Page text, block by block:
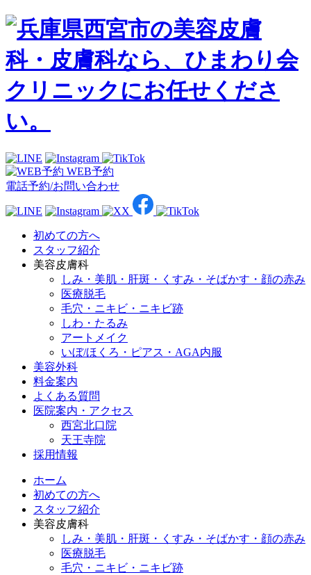
WEB予約
電話予約/お問い合わせ
初めての方へ
スタッフ紹介
美容皮膚科
しみ・美肌・肝斑・くすみ・そばかす・顔の赤み
医療脱毛
毛穴・ニキビ・ニキビ跡
しわ・たるみ
アートメイク
いぼ/ほくろ・ピアス・AGA内服
美容外科
料金案内
よくある質問
医院案内・アクセス
西宮北口院
天王寺院
採用情報
ホーム
初めての方へ
スタッフ紹介
美容皮膚科
しみ・美肌・肝斑・くすみ・そばかす・顔の赤み
医療脱毛
毛穴・ニキビ・ニキビ跡